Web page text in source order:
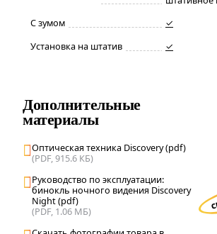
С зумом
✓
Установка на штатив
✓
Дополнительные
материалы
Оптическая техника Discovery (pdf)
(PDF, 915.6 КБ)
Руководство по эксплуатации:
бинокль ночного видения Discovery
Night (pdf)
(PDF, 1.06 МБ)